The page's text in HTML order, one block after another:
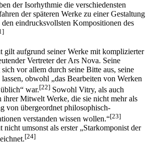
der Isorhythmie die verschiedensten
der späteren Werke zu einer Gestaltung
eindrucksvollsten Kompositionen des
gilt aufgrund seiner Werke mit komplizierter
Vertreter der Ars Nova. Seine
vor allem durch seine Bitte aus, seine
obwohl „das Bearbeiten von Werken
war.[22] Sowohl Vitry, als auch
ihrer Mitwelt Werke, die sie nicht mehr als
von übergeordnet philosophisch-
verstanden wissen wollen.“[23]
umsonst als erster „Starkomponist der
[24]